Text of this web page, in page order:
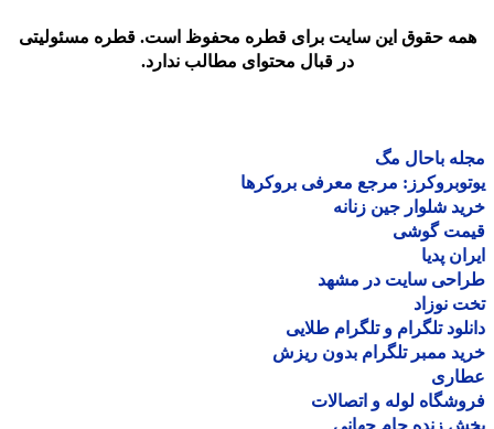
حقوق این سایت برای قطره محفوظ است. قطره مسئولیتی
در قبال محتوای مطالب ندارد.
باحال مگ
مرجع معرفی بروکرها
شلوار جین زنانه
گوشی
پدیا
سایت در مشهد
نوزاد
تلگرام و تلگرام طلایی
ممبر تلگرام بدون ریزش
لوله و اتصالات